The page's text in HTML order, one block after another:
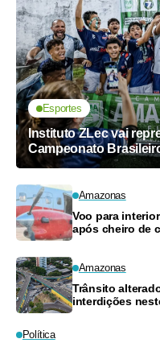
Esportes
Instituto ZLec vai
Campeonato
Amazonas
Voo para
após cheiro de
Amazonas
Trânsito
interdições
Política